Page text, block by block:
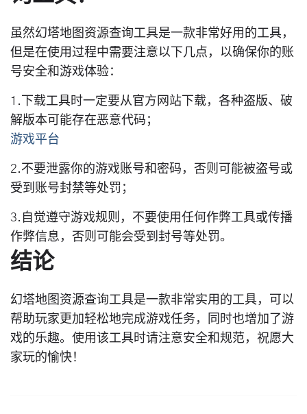
虽然幻塔地图资源查询工具是一款非常好用的工具，
但是在使用过程中需要注意以下几点，以确保你的账
号安全和游戏体验：
1.下载工具时一定要从官方网站下载，各种盗版、破
解版本可能存在恶意代码；
游戏平台
2.不要泄露你的游戏账号和密码，否则可能被盗号或
受到账号封禁等处罚；
3.自觉遵守游戏规则，不要使用任何作弊工具或传播
作弊信息，否则可能会受到封号等处罚。
结论
幻塔地图资源查询工具是一款非常实用的工具，可以
帮助玩家更加轻松地完成游戏任务，同时也增加了游
戏的乐趣。使用该工具时请注意安全和规范，祝愿大
家玩的愉快！